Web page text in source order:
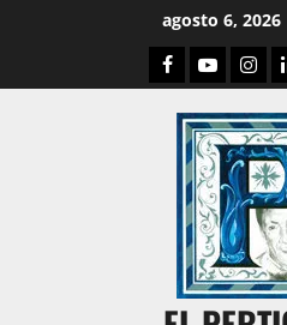
agosto 6, 2026
Facebook
Youtube